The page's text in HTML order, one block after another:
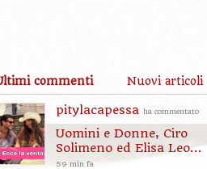
commenti Nuovi articoli
pitylacapessa ha commentato
Uomini e Donne, Ciro
Solimeno ed Elisa Leo...
59 min fa